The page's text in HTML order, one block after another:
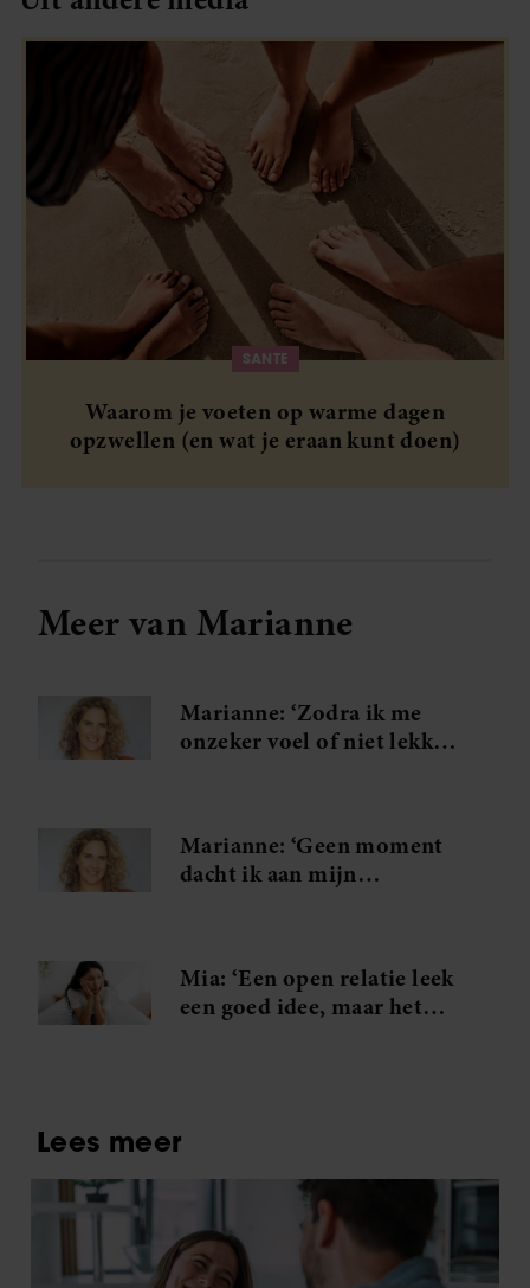
SANTE
Waarom je voeten op warme dagen
opzwellen (en wat je eraan kunt doen)
Meer van Marianne
Marianne: ‘Zodra ik me
onzeker voel of niet lekker
Marianne: ‘Geen moment
dacht ik aan mijn
Mia: ‘Een open relatie leek
een goed idee, maar het